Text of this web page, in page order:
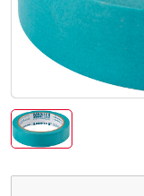
Герметики
Клеи, жидкие
Обои
Ещё 5